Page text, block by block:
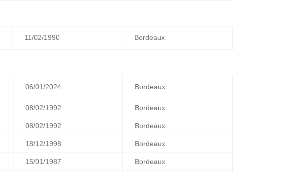
11/02/1990 Bordeaux
06/01/2024 Bordeaux
08/02/1992 Bordeaux
08/02/1992 Bordeaux
18/12/1998 Bordeaux
15/01/1987 Bordeaux